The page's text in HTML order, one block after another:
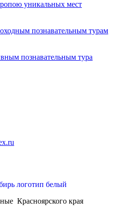
уникальных мест
познавательным турам
познавательным тура
Красноярского края